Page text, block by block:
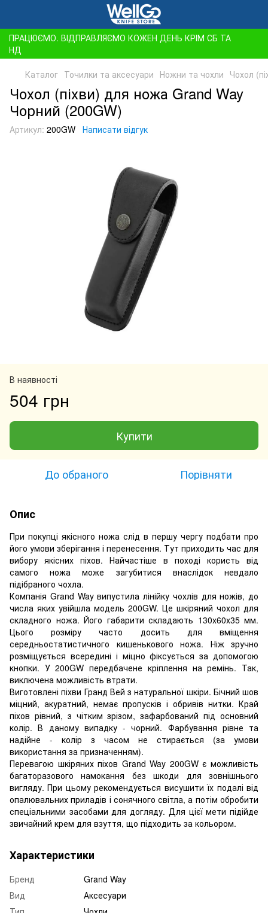
ПРАЦЮЄМО. ВІДПРАВЛЯЄМО КОЖЕН ДЕНЬ КРІМ СБ ТА
НД
Каталог Точилки та аксесуари Ножни та чохли Чохол
Чохол (піхви) для ножа Grand Way
Чорний (200GW)
Артикул: 200GW Написати відгук
В наявності
504 грн
Купити
До обраного Порівняти
Опис
При покупці якісного ножа слід в першу чергу подбати про
його умови зберігання і перенесення. Тут приходить час для
вибору якісних піхов. Найчастіше в поході користь від
самого ножа може загубитися внаслідок невдало
підібраного чохла.
Компанія Grand Way випустила лінійку чохлів для ножів, до
числа яких увійшла модель 200GW. Це шкіряний чохол для
складного ножа. Його габарити складають 130х60х35 мм.
Цього розміру часто досить для вміщення
середньостатистичного кишенькового ножа. Ніж зручно
розміщується всередині і міцно фіксується за допомогою
кнопки. У 200GW передбачене кріплення на ремінь. Так,
виключена можливість втрати.
Виготовлені піхви Гранд Вей з натуральної шкіри. Бічний шов
міцний, акуратний, немає пропусків і обривів нитки. Край
піхов рівний, з чітким зрізом, зафарбований під основний
колір. В даному випадку - чорний. Фарбування рівне та
надійне - колір з часом не стирається (за умови
використання за призначенням).
Перевагою шкіряних піхов Grand Way 200GW є можливість
багаторазового намокання без шкоди для зовнішнього
вигляду. При цьому рекомендується висушити їх подалі від
опалювальних приладів і сонячного світла, а потім обробити
спеціальними засобами для догляду. Для цієї мети підійде
звичайний крем для взуття, що підходить за кольором.
Характеристики
Бренд
Grand Way
Вид
Аксесуари